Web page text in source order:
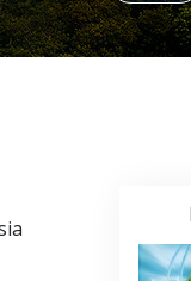
Investigaciones
Los Fundamentos de
La Tecnología de
La Comunicación